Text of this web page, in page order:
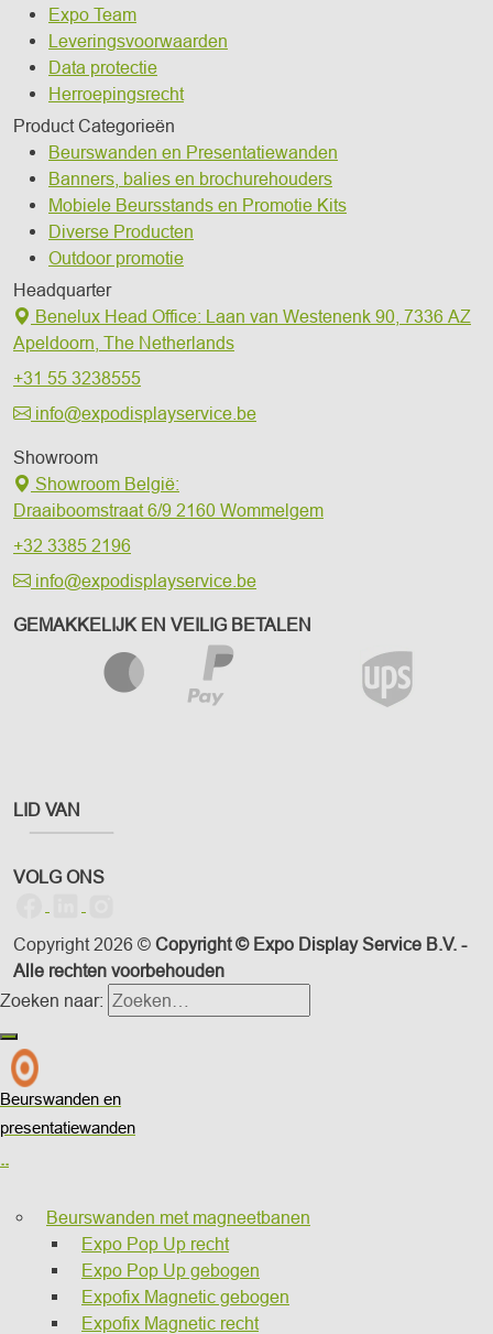
Expo Team
Leveringsvoorwaarden
Data protectie
Herroepingsrecht
Product Categorieën
Beurswanden en Presentatiewanden
Banners, balies en brochurehouders
Mobiele Beursstands en Promotie Kits
Diverse Producten
Outdoor promotie
Headquarter
Benelux Head Office: Laan van Westenenk 90, 7336 AZ
Apeldoorn, The Netherlands
+31 55 3238555
info@expodisplayservice.be
Showroom
Showroom België:
Draaiboomstraat 6/9 2160 Wommelgem
+32 3385 2196
info@expodisplayservice.be
GEMAKKELIJK EN VEILIG BETALEN
LID VAN
VOLG ONS
Copyright 2026 © Copyright © Expo Display Service B.V. -
Alle rechten voorbehouden
Zoeken naar:
Beurswanden en
presentatiewanden
..
Beurswanden met magneetbanen
Expo Pop Up recht
Expo Pop Up gebogen
Expofix Magnetic gebogen
Expofix Magnetic recht